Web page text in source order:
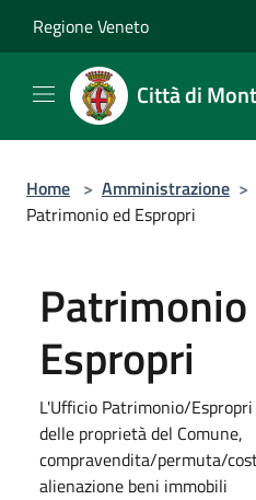
Regione Veneto
Città di
Home > Amministrazione >
Patrimonio ed Espropri
Patrimonio
Espropri
L'Ufficio Patrimonio/
delle proprietà del Comune,
compravendita/permuta/
alienazione beni immobili